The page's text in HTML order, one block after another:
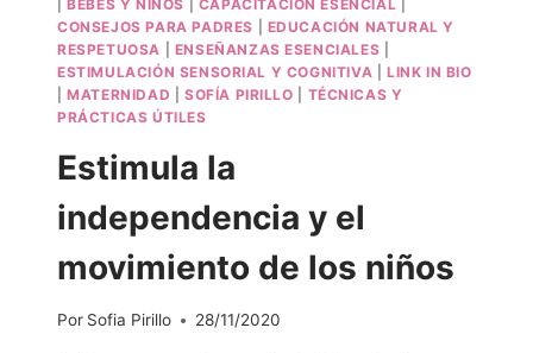
BEBÉS Y NIÑOS CAPACITACIÓN ESENCIAL
CONSEJOS PARA PADRES
EDUCACIÓN NATURAL Y
RESPETUOSA
ENSEÑANZAS ESENCIALES
ESTIMULACIÓN SENSORIAL Y COGNITIVA |LINK IN BIO
|MATERNIDAD SOFÍA PIRILLO
TÉCNICAS Y
PRÁCTICAS ÚTILES
Estimula la
independencia y el
movimiento de los niños
Por Sofia Pirillo 28/11/2020